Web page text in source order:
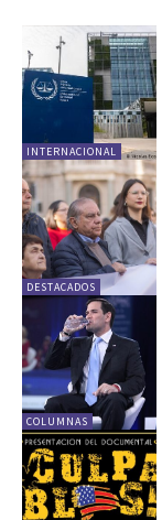
INTERNACIONAL
DESTACADOS
COLUMNAS